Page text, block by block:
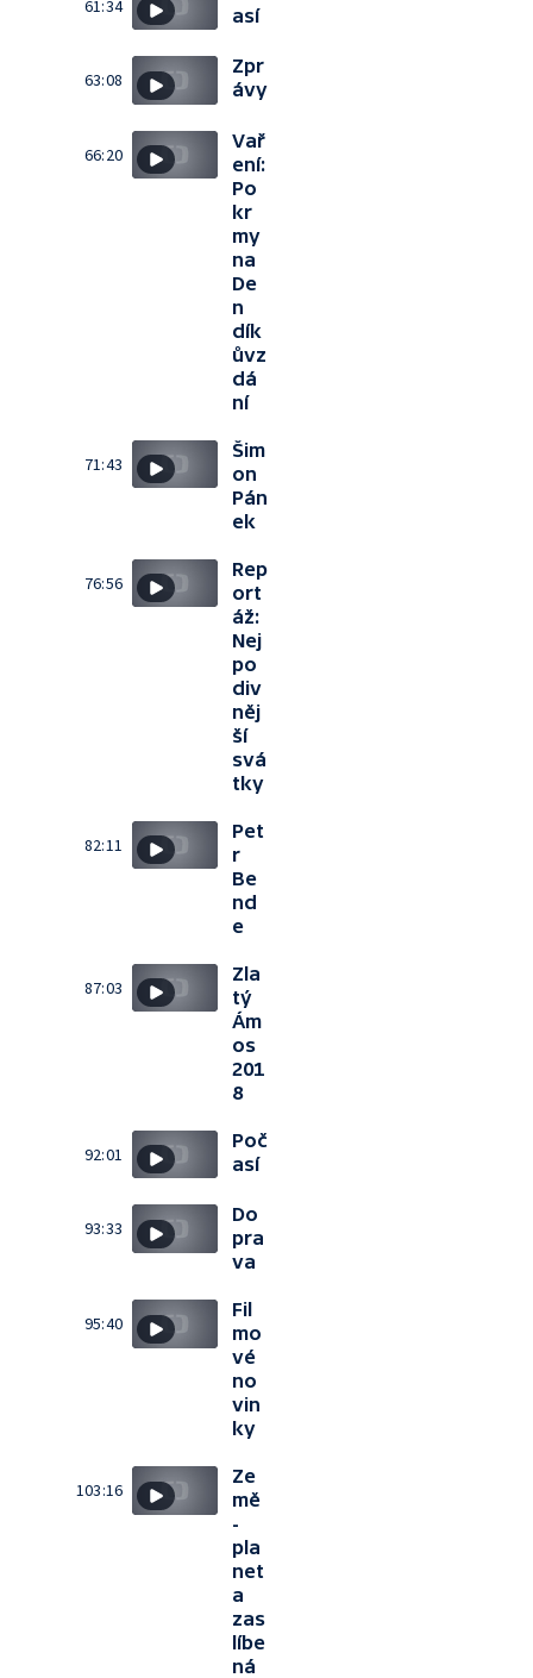
61:34
así
63:08
Zpr
ávy
66:20
Vař
ení:
Po
kr
my
na
De
n
dík
ůvz
dá
ní
71:43
Šim
on
Pán
ek
76:56
Rep
ort
áž:
Nej
po
div
něj
ší
svá
tky
82:11
Pet
r
Be
nd
e
87:03
Zla
tý
Ám
os
201
8
92:01
Poč
así
93:33
Do
pra
va
95:40
Fil
mo
vé
no
vin
ky
103:16
Ze
mě
-
pla
net
a
zas
líbe
ná